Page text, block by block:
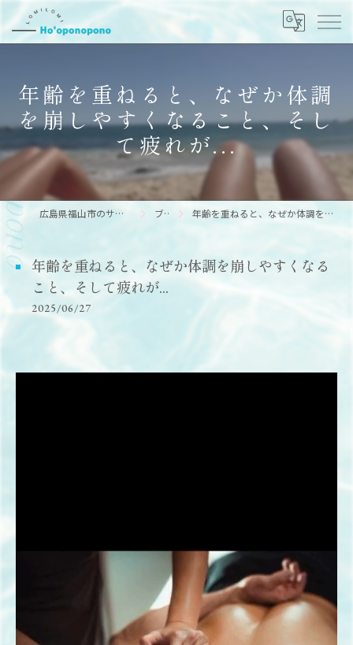
年齢を重ねると、なぜか体調
を崩しやすくなること、そし
て疲れが...
広島県福山市のサロンならHo’oponopono ブログ 年齢を重ねると、なぜか体調を崩しやすくなること、そして疲れが...
年齢を重ねると、なぜか体調を崩しやすくなる
こと、そして疲れが...
2025/06/27